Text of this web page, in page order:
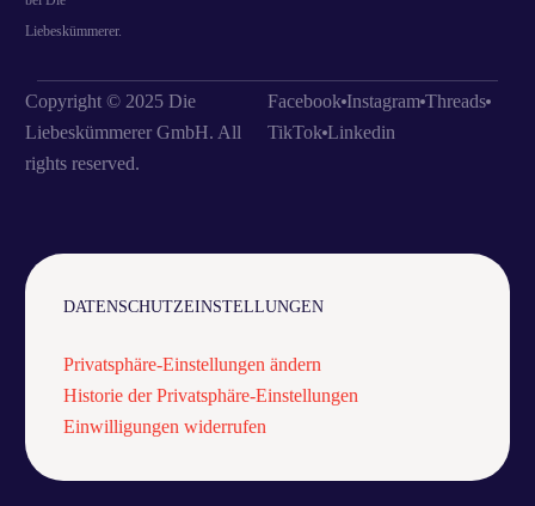
Liebeskümmerer.
Copyright © 2025 Die
Liebeskümmerer GmbH. All
rights reserved.
Facebook Instagram Threads
TikTok Linkedin
DATENSCHUTZEINSTELLUNGEN
Privatsphäre-Einstellungen ändern
Historie der Privatsphäre-Einstellungen
Einwilligungen widerrufen